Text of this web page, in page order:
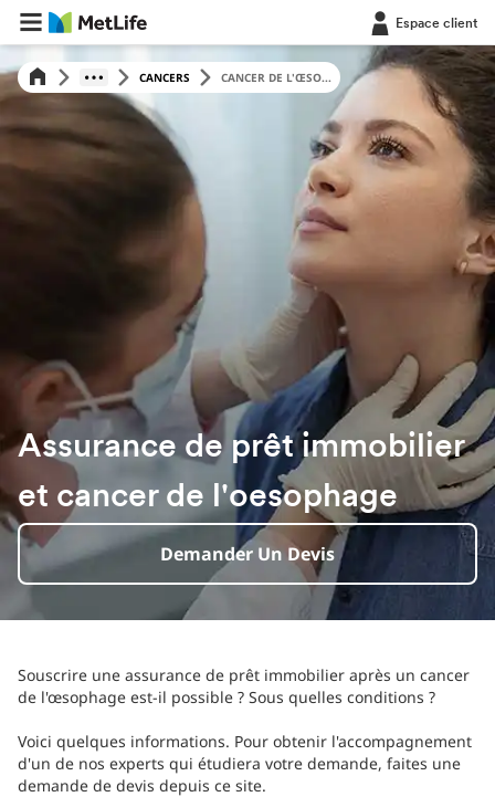
Espace client
CANCERS CANCER DE L'ŒSO...
Assurance de prêt immobilier
et cancer de l'oesophage
Demander Un Devis
Souscrire une assurance de prêt immobilier après un cancer
de l'œsophage est-il possible ? Sous quelles conditions ?
Voici quelques informations. Pour obtenir l'accompagnement
d'un de nos experts qui étudiera votre demande, faites une
demande de devis depuis ce site.